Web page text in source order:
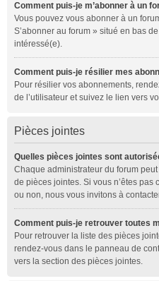
Comment puis-je m’abonner à un
Vous pouvez vous abonner à un
S’abonner au forum » situé en bas
intéressé(e).
Comment puis-je résilier mes
Pour résilier vos abonnements,
de l’utilisateur et suivez le lien vers
Pièces jointes
Quelles pièces jointes sont
Chaque administrateur du forum
de pièces jointes. Si vous n’êtes
ou non, nous vous invitons à
Comment puis-je retrouver toutes
Pour retrouver la liste des pièces
rendez-vous dans le panneau de
vers la section des pièces jointes.